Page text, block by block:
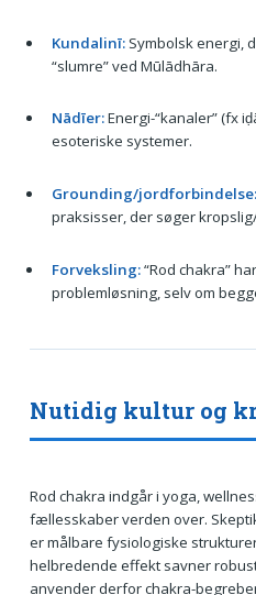
Kundalinī:Symbolsk energi,
“slumre” ved Mūlādhāra.
Nādīer:Energi-“kanaler” (fx
esoteriske systemer.
Grounding/jordforbindelse:
praksisser, der søger
Forveksling:“Rod chakra”
problemløsning, selv om
Nutidig kultur og
Rod chakra indgår i yoga,
fællesskaber verden over.
er målbare fysiologiske
helbredende effekt savner
anvender derfor chakra-